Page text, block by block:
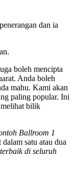
dan ia
boleh mencipta
Anda boleh
mahu. Kami akan
paling popular. Ini
melihat bilik
Ballroom 1
satu atau dua
di seluruh